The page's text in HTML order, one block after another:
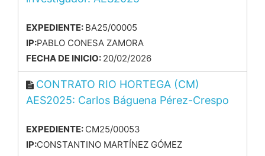
EXPEDIENTE: BA25/00005
IP:PABLO CONESA ZAMORA
FECHA DE INICIO: 20/02/2026
CONTRATO RIO HORTEGA (CM)
AES2025: Carlos Báguena Pérez-Crespo
EXPEDIENTE: CM25/00053
IP:CONSTANTINO MARTÍNEZ GÓMEZ